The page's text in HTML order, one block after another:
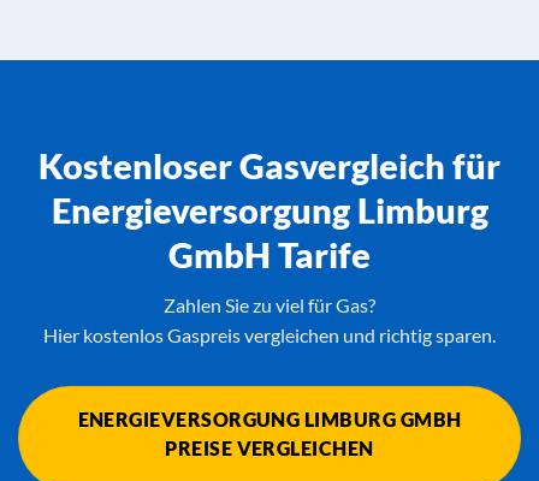
Kostenloser Gasvergleich für
Energieversorgung Limburg
GmbH Tarife
Zahlen Sie zu viel für Gas?
Hier kostenlos Gaspreis vergleichen und richtig sparen.
ENERGIEVERSORGUNG LIMBURG GMBH
PREISE VERGLEICHEN